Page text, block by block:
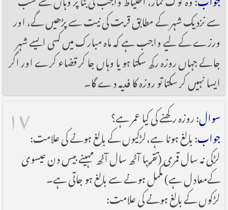
سے نزدیک شہر کے مطابق قربت کی نیت سے پڑھیں گے، اور
ورزے کے لیے واجب ہے کہ ماہ مبارک میں کسی ایسے شہر
جائے جہاں روزہ رکھ سکتا ہو یا وہاں جا کر قضاء کرے اور اگر
ایسا نہیں کر سکتا تو روزہ کا فدیہ دے گا۔
۱۷ سوال: روزہ رکھنے کی کیا عمر ہے؟
جواب: بالغ ہونا ہے،لڑکیوں کے بالغ ہونے کی علامت:
لڑکی نہ سال قمری (تقریبا آٹھ سال آٹھ مہینے بیس دن عیسوی
کےمعادل ہے) مکمل ہونے سے بالغ ہو جاتی ہے۔
لڑکوں کے بالغ ہونے کی علامت: